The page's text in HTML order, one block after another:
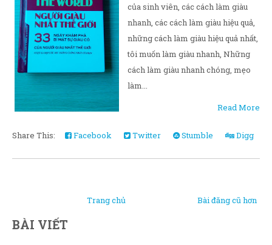
của sinh viên, các cách làm giàu
nhanh, các cách làm giàu hiệu quả,
những cách làm giàu hiệu quả nhất,
tôi muốn làm giàu nhanh, Những
cách làm giàu nhanh chóng, mẹo
làm...
Read More
Share This: Facebook Twitter Stumble Digg
Bài đăng cũ hơn
Trang chủ
BÀI VIẾT